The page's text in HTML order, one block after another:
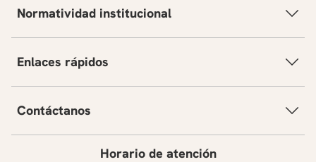
Normatividad institucional
Enlaces rápidos
Contáctanos
Horario de atención